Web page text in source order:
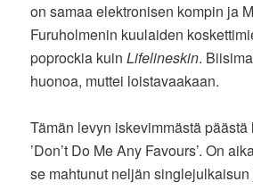
on samaa elektronisen kompin ja
Furuholmenin kuulaiden
poprockia kuinLifelineskin.
huonoa, muttei loistavaakaan.
Tämän levyn iskevimmästä
’Don’t Do Me Any Favours’. On
se mahtunut neljän